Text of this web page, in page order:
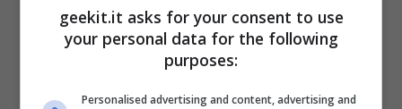
navigare in un percorso non lineare
attraverso una fitta rete di stanze e passaggi.
– 4 personaggi giocabili – Vivi l’avventura da
geekit.it asks for your consent to use
your personal data for the following
purposes:
Personalised advertising and content, advertising and